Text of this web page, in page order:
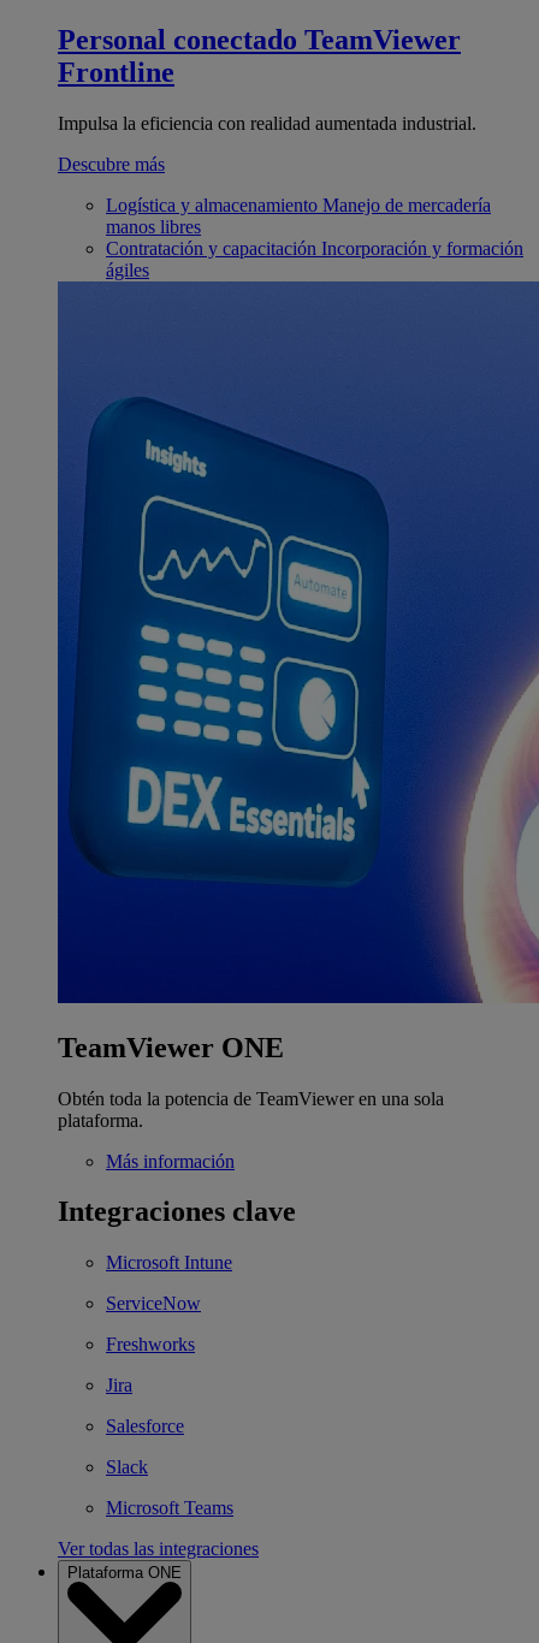
Personal conectado TeamViewer
Frontline
Impulsa la eficiencia con realidad aumentada industrial.
Descubre más
Logística y almacenamiento Manejo de mercadería
manos libres
Contratación y capacitación Incorporación y formación
ágiles
TeamViewer ONE
Obtén toda la potencia de TeamViewer en una sola
plataforma.
Más información
Integraciones clave
Microsoft Intune
ServiceNow
Freshworks
Jira
Salesforce
Slack
Microsoft Teams
Ver todas las integraciones
Plataforma ONE